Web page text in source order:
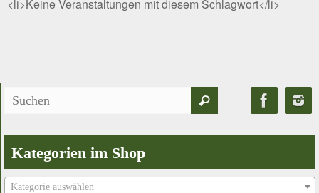
<li>Keine Veranstaltungen mit diesem Schlagwort</li>
Suchen
Kategorien im Shop
Kategorie auswählen